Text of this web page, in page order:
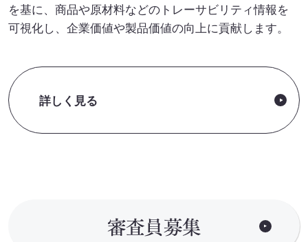
を基に、商品や原材料などのトレーサビリティ情報を
可視化し、企業価値や製品価値の向上に貢献します。
詳しく見る
審査員募集